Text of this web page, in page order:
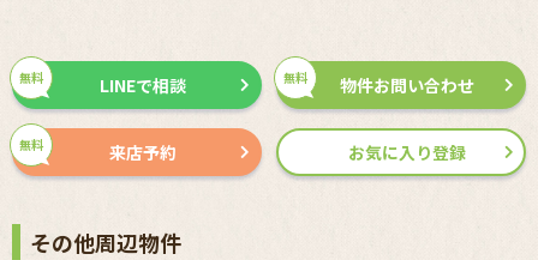
無料 物件お問い合わせ
無料 LINEで相談
無料 来店予約 お気に入り登録
その他周辺物件